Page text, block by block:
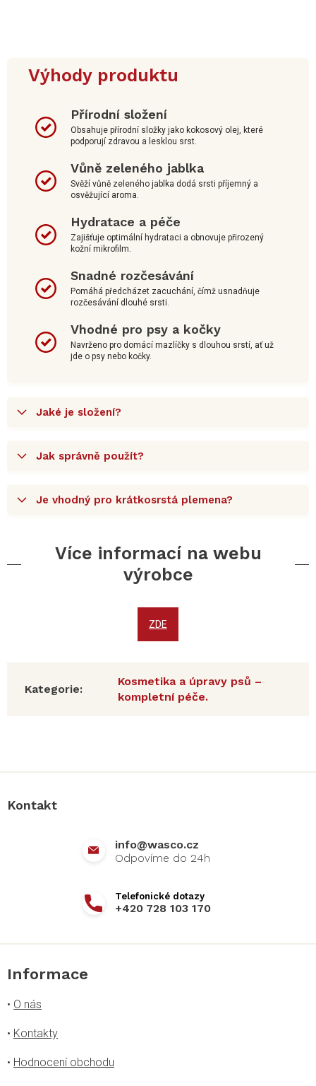
Výhody produktu
Přírodní složení
Obsahuje přírodní složky jako kokosový olej, které
podporují zdravou a lesklou srst.
Vůně zeleného jablka
Svěží vůně zeleného jablka dodá srsti příjemný a
osvěžující aroma.
Hydratace a péče
Zajišťuje optimální hydrataci a obnovuje přirozený
kožní mikrofilm.
Snadné rozčesávání
Pomáhá předcházet zacuchání, čímž usnadňuje
rozčesávání dlouhé srsti.
Vhodné pro psy a kočky
Navrženo pro domácí mazlíčky s dlouhou srstí, ať už
jde o psy nebo kočky.
Jaké je složení?
Jak správně použít?
Je vhodný pro krátkosrstá plemena?
Více informací na webu
výrobce
ZDE
Kategorie:
Kosmetika a úpravy psů –
kompletní péče.
Kontakt
info@wasco.cz
+420 728 103 170
Informace
• O nás
• Kontakty
• Hodnocení obchodu